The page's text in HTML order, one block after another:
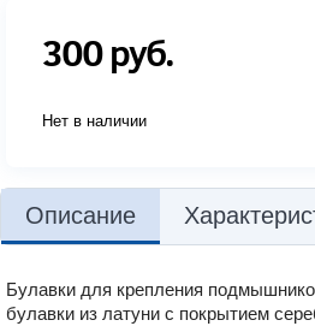
300руб.
Нет в наличии
Описание
Булавки для крепления
булавки из латуни с покрытием